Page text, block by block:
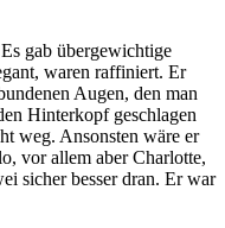
gab übergewichtige
waren raffiniert. Er
Augen, den man
Hinterkopf geschlagen
weg. Ansonsten wäre er
vor allem aber Charlotte,
sicher besser dran. Er war